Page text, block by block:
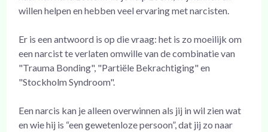
willen helpen en hebben veel ervaring met narcisten.
Er is een antwoord is op die vraag: het is zo moeilijk om
een narcist te verlaten omwille van de combinatie van
"Trauma Bonding", "Partiële Bekrachtiging" en
"Stockholm Syndroom".
Een narcis kan je alleen overwinnen als jij in wil zien wat
en wie hij is “een gewetenloze persoon”, dat jij zo naar